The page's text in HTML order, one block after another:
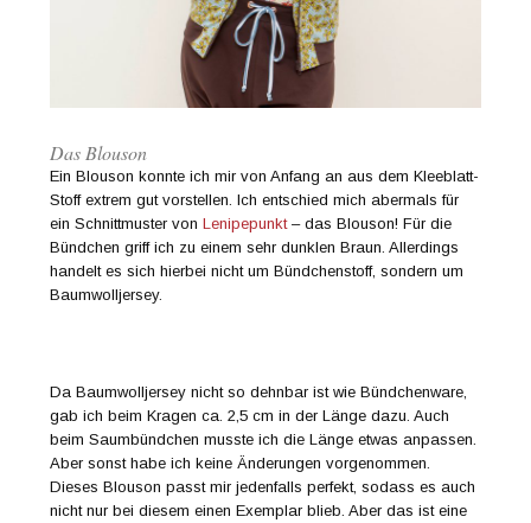
Das Blouson
Ein Blouson konnte ich mir von Anfang an aus dem Kleeblatt-
Stoff extrem gut vorstellen. Ich entschied mich abermals für
ein Schnittmuster vonLenipepunkt– das Blouson! Für die
Bündchen griff ich zu einem sehr dunklen Braun. Allerdings
handelt es sich hierbei nicht um Bündchenstoff, sondern um
Baumwolljersey.
Da Baumwolljersey nicht so dehnbar ist wie Bündchenware,
gab ich beim Kragen ca. 2,5 cm in der Länge dazu. Auch
beim Saumbündchen musste ich die Länge etwas anpassen.
Aber sonst habe ich keine Änderungen vorgenommen.
Dieses Blouson passt mir jedenfalls perfekt, sodass es auch
nicht nur bei diesem einen Exemplar blieb. Aber das ist eine